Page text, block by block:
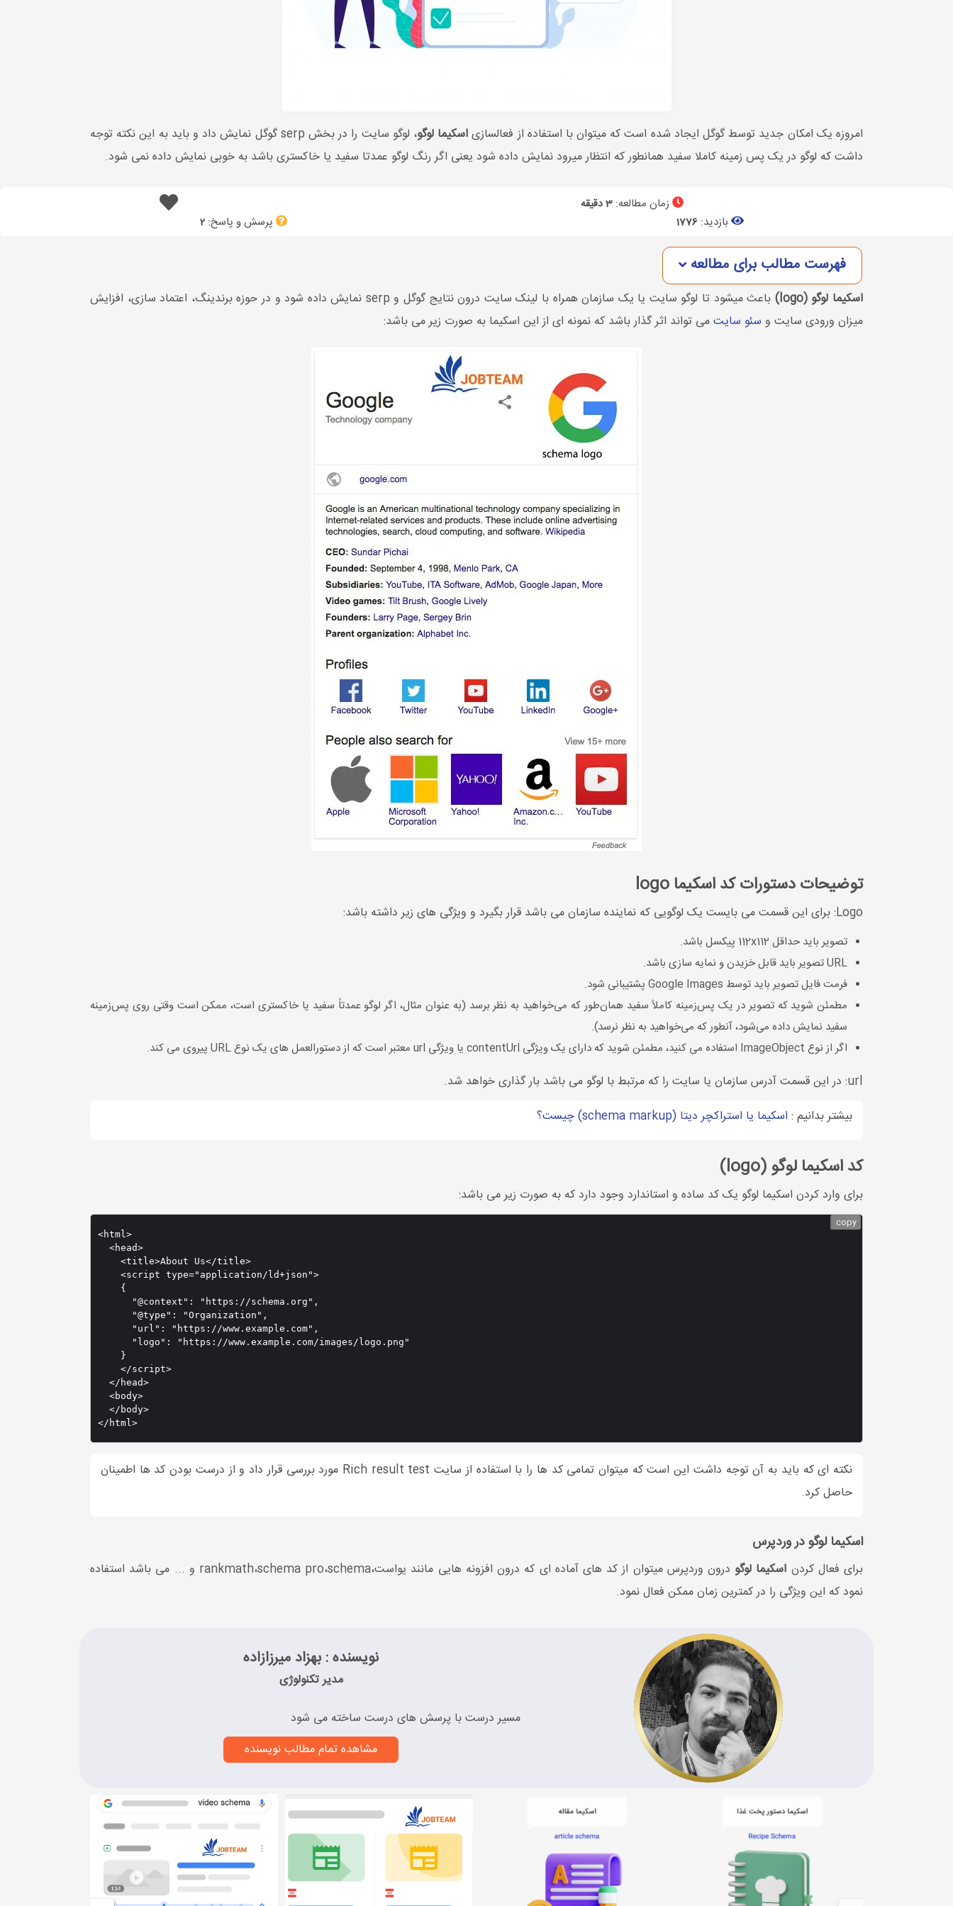
امروزه یک امکان جدید توسط گوگل ایجاد شده است که میتوان با استفاده از فعالسازیاسکیما لوگو
، لوگو سایت را در بخش serp گوگل نمایش داد و باید به این نکته توجه
داشت که لوگو در یک پس زمینه کاملا سفید همانطور که انتظار میرود نمایش داده شود یعنی اگر رنگ لوگو عمدتا سفید یا خاکستری باشد به خوبی نمایش داده نمی شود.
زمان مطالعه:3 دقیقه
بازدید:1776 پرسش و پاسخ: 2
فهرست مطالب برای مطالعه
اسکیما لوگو (logo)
باعث میشود تا لوگو سایت یا یک سازمان همراه با لینک سایت درون نتایج گوگل و serp نمایش داده شود و در حوزه برندینگ، اعتماد سازی، افزایش
میزان ورودی سایت و سئو سایتمی تواند اثر گذار باشد که نمونه ای از این اسکیما به صورت زیر می باشد:
توضیحات دستورات کد اسکیما logo
Logo: برای این قسمت می بایست یک لوگویی که نماینده سازمان می باشد قرار بگیرد و ویژگی های زیر داشته باشد:
تصویر باید حداقل 112x112 پیکسل باشد.
URL تصویر باید قابل خزیدن و نمایه سازی باشد.
فرمت فایل تصویر باید توسط Google Images پشتیبانی شود.
مطمئن شوید که تصویر در یک پس‌زمینه کاملاً سفید همان‌طور که می‌خواهید به نظر برسد (به عنوان مثال، اگر لوگو عمدتاً سفید یا خاکستری است، ممکن است وقتی روی پس‌زمینه
سفید نمایش داده می‌شود، آنطور که می‌خواهید به نظر نرسد).
اگر از نوع ImageObject استفاده می کنید، مطمئن شوید که دارای یک ویژگی contentUrl یا ویژگی url معتبر است که از دستورالعمل های یک نوع URL پیروی می کند.
url: در این قسمت آدرس سازمان یا سایت را که مرتبط با لوگو می باشد بار گذاری خواهد شد.
بیشتر بدانیم : اسکیما یا استراکچر دیتا (schema markup) چیست؟
کد اسکیما لوگو (logo)
برای وارد کردن اسکیما لوگو یک کد ساده و استاندارد وجود دارد که به صورت زیر می باشد:
<html>
  <head>
    <title>About Us</title>
    <script type="application/ld+json">
    {
      "@context": "https://schema.org",
      "@type": "Organization",
      "url": "https://www.example.com",
      "logo": "https://www.example.com/images/logo.png"
    }
    </script>
  </head>
  <body>
  </body>
</html>
copy
نکته ای که باید به آن توجه داشت این است که میتوان تمامی کد ها را با استفاده از سایت Rich result test مورد بررسی قرار داد و از درست بودن کد ها اطمینان
حاصل کرد.
اسکیما لوگو در وردپرس
برای فعال کردن اسکیما لوگو
درون وردپرس میتوان از کد های آماده ای که درون افزونه هایی مانند یواست،rankmath،schema pro،schema و ... می باشد استفاده
نمود که این ویژگی را در کمترین زمان ممکن فعال نمود.
نویسنده : بهزاد میرزازاده
مدیر تکنولوژی
مسیر درست با پرسش های درست ساخته می شود
مشاهده تمام مطالب نویسنده